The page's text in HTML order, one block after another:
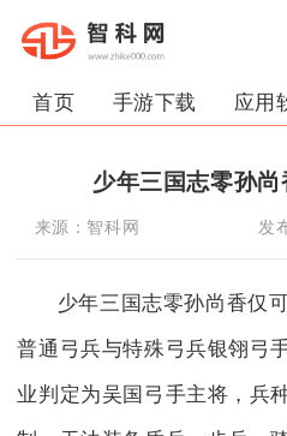
首页 手游下载 应用
少年三国志零孙
来源： 智科网 发
少年三国志零孙尚香仅
普通弓兵与特殊弓兵银翎弓
业判定为吴国弓手主将，兵